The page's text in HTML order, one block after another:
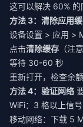
这可以解决 60% 的
方法 3：清除应用
设备设置 > 应用 >
点击清除缓存 （注
等待 30-60 秒
重新打开，检查余额
方法 4：验证网络
WiFi：3 格以上信
移动网络：下载 5